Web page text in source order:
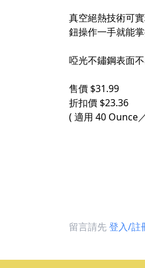
真空絕熱技術可
鈕操作一手就能
啞光不鏽鋼表面
售價 $31.99
折扣價 $23.36
( 適用 40 Ounce
留言請先登入/註